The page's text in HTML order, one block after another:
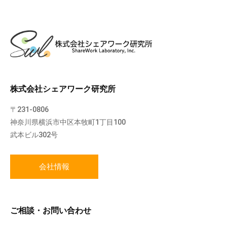
株式会社シェアワーク研究所
〒231-0806
神奈川県横浜市中区本牧町1丁目100
武本ビル302号
会社情報
ご相談・お問い合わせ